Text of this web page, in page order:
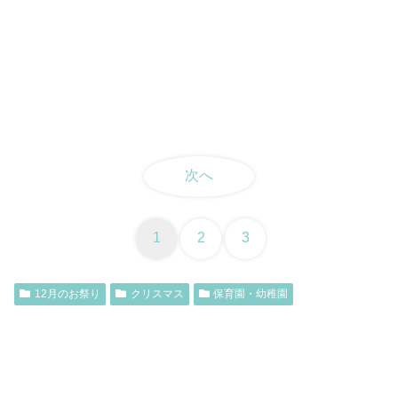
次へ
1 2 3
12月のお祭り クリスマス 保育園・幼稚園